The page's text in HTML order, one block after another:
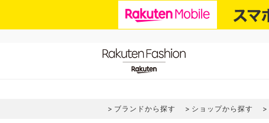
ブランドから探す ショップから探す